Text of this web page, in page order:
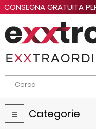
CONSEGNA GRATUITA
Navigazione
Toggle
Categorie